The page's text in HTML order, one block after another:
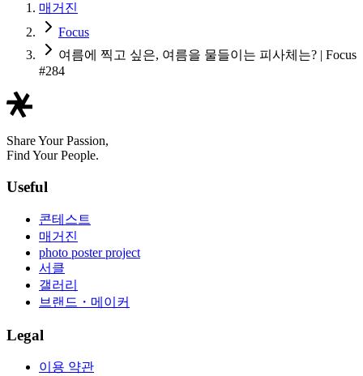
매거진
Focus
여름에 찍고 싶은, 여름을 물들이는 피사체는? | Focus
#284
Share Your Passion,
Find Your People.
Useful
콘테스트
매거진
photo poster project
서클
갤러리
브랜드・메이커
Legal
이용 약관